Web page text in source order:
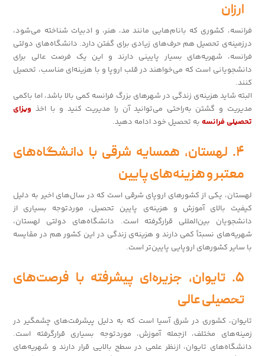
ارزان
فرانسه، کشوری که بانام‌هایی مانند مد، هنر، و ادبیات شناخته می‌شود،
درزمینه‌ی تحصیل هم حرف‌های زیادی برای گفتن دارد. دانشگاه‌های دولتی
فرانسه، شهریه‌های بسیار پایینی دارند و این یک فرصت عالی برای
دانشجویانی است که می‌خواهند در قلب اروپا و با هزینه‌ای مناسب، تحصیل
کنند.
البته شاید هزینه‌ی زندگی در شهرهای بزرگ فرانسه کمی بالا باشد، اما باکمی
مدیریت و گشتن به‌راحتی می‌توانید آن را مدیریت کنید و با اخذ ویزای
تحصیلی فرانسه به تحصیل خود ادامه دهید.
۴. لهستان، همسایه شرقی با دانشگاه‌های
معتبر و هزینه‌های پایین
لهستان، یکی از کشورهای اروپای شرقی است که در سال‌های اخیر به دلیل
کیفیت بالای آموزش و هزینه‌ی پایین تحصیل، موردتوجه بسیاری از
دانشجویان بین‌المللی قرارگرفته است. دانشگاه‌های دولتی لهستان،
شهریه‌های نسبتاً کمی دارند و هزینه‌ی زندگی در این کشور هم در مقایسه
با سایر کشورهای اروپایی پایین‌تر است.
۵. تایوان، جزیره‌ای پیشرفته با فرصت‌های
تحصیلی عالی
تایوان، کشوری در شرق آسیا است که به دلیل پیشرفت‌های چشمگیر در
زمینه‌های مختلف، ازجمله آموزش، موردتوجه بسیاری قرارگرفته است.
دانشگاه‌های تایوان، ازنظر علمی در سطح بالایی قرار دارند و شهریه‌های